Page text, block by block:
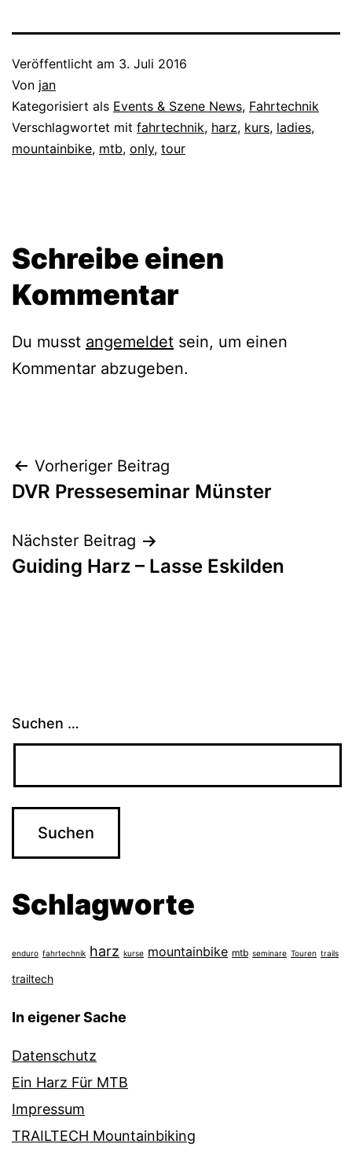
Veröffentlicht am 3. Juli 2016
Von jan
Kategorisiert als Events & Szene News, Fahrtechnik
Verschlagwortet mit fahrtechnik, harz, kurs, ladies,
mountainbike, mtb, only, tour
Schreibe einen
Kommentar
Du musst angemeldet sein, um einen
Kommentar abzugeben.
Beitragsnavigation
Vorheriger Beitrag
DVR Presseseminar Münster
Nächster Beitrag
Guiding Harz – Lasse Eskilden
Suchen …
Schlagworte
enduro fahrtechnik harz kurse mountainbike mtb seminare Touren trails
trailtech
In eigener Sache
Datenschutz
Ein Harz Für MTB
Impressum
TRAILTECH Mountainbiking